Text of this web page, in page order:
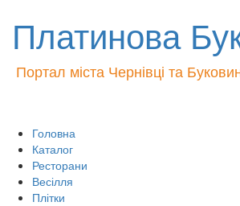
Платинова
Портал міста Чернівці та
Головна
Каталог
Ресторани
Весілля
Плітки